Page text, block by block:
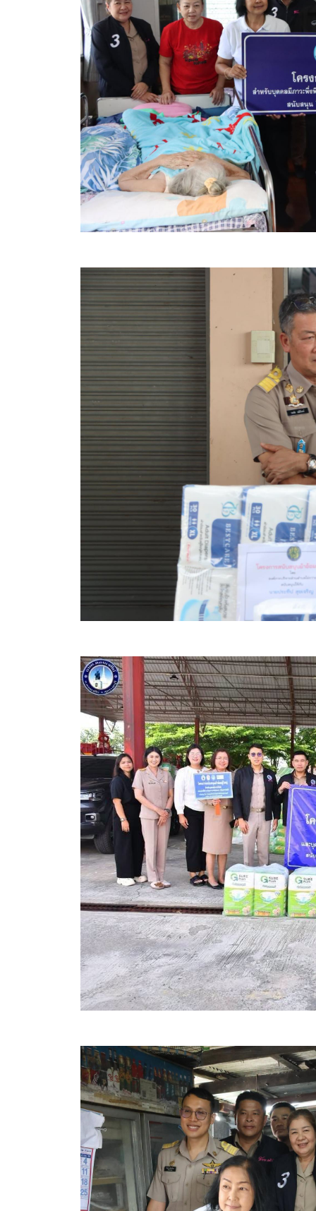
ประกาศราคากลาง
ประกาศเชิญชวนประกวดราคา (e-bidding)
ยกเลิกประกาศเชิญชวน
ยกเลิกประกาศผู้ชนะ
เปลี่ยนแปลงประกาศผู้ชนะ
เปลี่ยนแปลงประกาศเชิญชวน
ประกาศขายทอดตลาดทรัพย์สินประจำปี
ประกาศกำหนดอายุการใช้งานของสินทรัพย์ขององ
คู่มือการปฏิบัติงานฝ่ายทะเบียนพัสดุและทรัพย์สิน
การประเมินความพึงพอใจของการดำเนินงาน อบจ.
ขั้นตอนและวิธีการชำระภาษีฯ
แบบฟอร์มการชำระภาษีฯ
การบริการแบบเบ็ดเสร็จ (One Stop Service)
หนังสือสั่งการ
สรุปผลการปฏิบัติงานประจำเดือน GPS
ระเบียบพัสดุฯ การจัดซื้อจัดจ้าง
การเสริมสร้างคุณธรรมจริยธรรม
ITA : การประเมินคุณธรรมและความโปร่งใสในการ
การจัดการความรู้ (KM)
ข้อระเบียบและกฎหมาย
มาตรฐานการปฏิบัติงาน
แผนพัฒนาท้องถิ่น ของอบจ.สุพรรณบุรี
ข้อบัญญัติงบประมาณรายจ่ายประจำปี ของ อบจ.สุ
ข้อบัญญัติอื่นๆ ของ อบจ.สุพรรณบุรี
รายงานการประชุมสภา อบจ.สุพรรณบุรี
รายงานรายรับรายจ่าย อบจ.สุพรรณบุรี
รายงานการติดตามและประเมินผลแผนพัฒนาท้อง
สรุปผลการประเมินความพึงพอใจ
ระบบสืบค้นข้อมูล ประกาศ ก.จ.จ. สุพรรณบุรี (พ.ศ
Document